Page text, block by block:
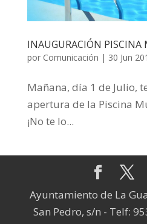
INAUGURACIÓN PISCINA
por Comunicación | 30 Jun
Mañana, día 1 de Julio,
apertura de la Piscina
¡No te lo...
Ayuntamiento de La
San Pedro, s/n - Telf: